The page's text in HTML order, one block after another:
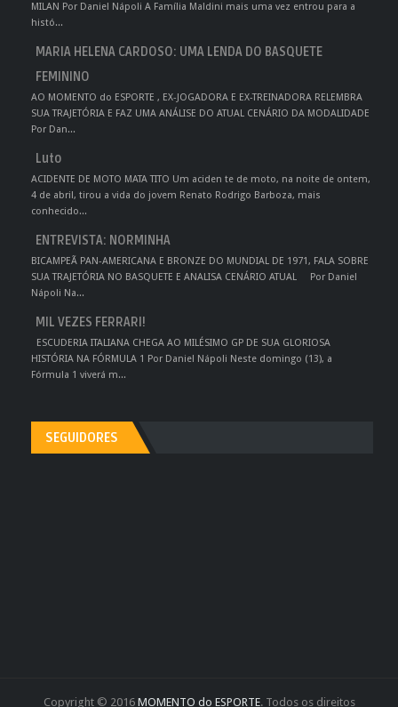
MILAN Por Daniel Nápoli A Família Maldini mais uma vez entrou para a
histó...
MARIA HELENA CARDOSO: UMA LENDA DO BASQUETE
FEMININO
AO MOMENTO do ESPORTE , EX-JOGADORA E EX-TREINADORA RELEMBRA
SUA TRAJETÓRIA E FAZ UMA ANÁLISE DO ATUAL CENÁRIO DA MODALIDADE
Por Dan...
Luto
ACIDENTE DE MOTO MATA TITO Um aciden te de moto, na noite de ontem,
4 de abril, tirou a vida do jovem Renato Rodrigo Barboza, mais
conhecido...
ENTREVISTA: NORMINHA
BICAMPEÃ PAN-AMERICANA E BRONZE DO MUNDIAL DE 1971, FALA SOBRE
SUA TRAJETÓRIA NO BASQUETE E ANALISA CENÁRIO ATUAL Por Daniel
Nápoli Na...
MIL VEZES FERRARI!
ESCUDERIA ITALIANA CHEGA AO MILÉSIMO GP DE SUA GLORIOSA
HISTÓRIA NA FÓRMULA 1 Por Daniel Nápoli Neste domingo (13), a
Fórmula 1 viverá m...
SEGUIDORES
Copyright © 2016 MOMENTO do ESPORTE. Todos os direitos